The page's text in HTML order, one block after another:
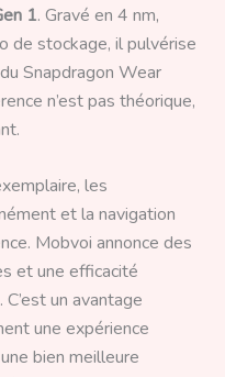
1. Gravé en 4 nm,
de stockage, il pulvérise
Snapdragon Wear
n’est pas théorique,
les
et la navigation
Mobvoi annonce des
et une efficacité
un avantage
une expérience
bien meilleure